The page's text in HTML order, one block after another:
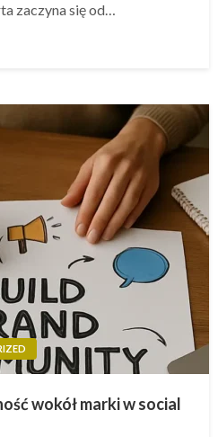
zaczyna się od…
wokół marki w social